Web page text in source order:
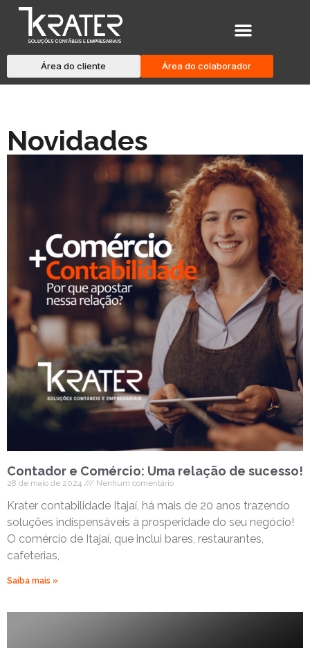
Área do cliente Área do colaborador
Novidades
Contador e Comércio: Uma relação de sucesso!
28 de maio de 2024 Nenhum comentário
Krater contabilidade Itajaí, há mais de 20 anos trazendo
soluções indispensáveis à prosperidade do seu negócio!
O comércio de Itajaí, que inclui bares, restaurantes,
cafeterias,
Saiba mais »